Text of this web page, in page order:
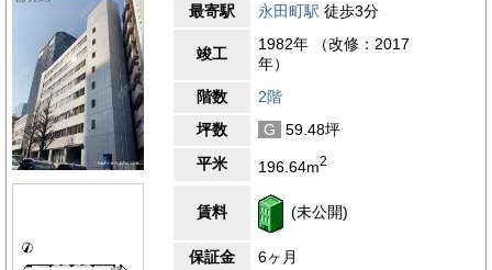
最寄駅 永田町駅 徒歩3分
竣工
1982年 （改修：2017
年）
階数
2階
坪数
G
59.48坪
平米
196.64m2
賃料 (未公開)
保証金
6ヶ月